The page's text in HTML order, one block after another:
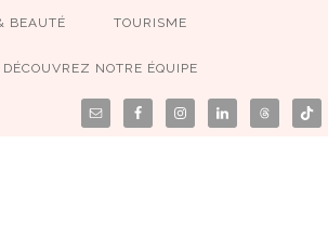
BEAUTÉ TOURISME
NOTRE ÉQUIPE